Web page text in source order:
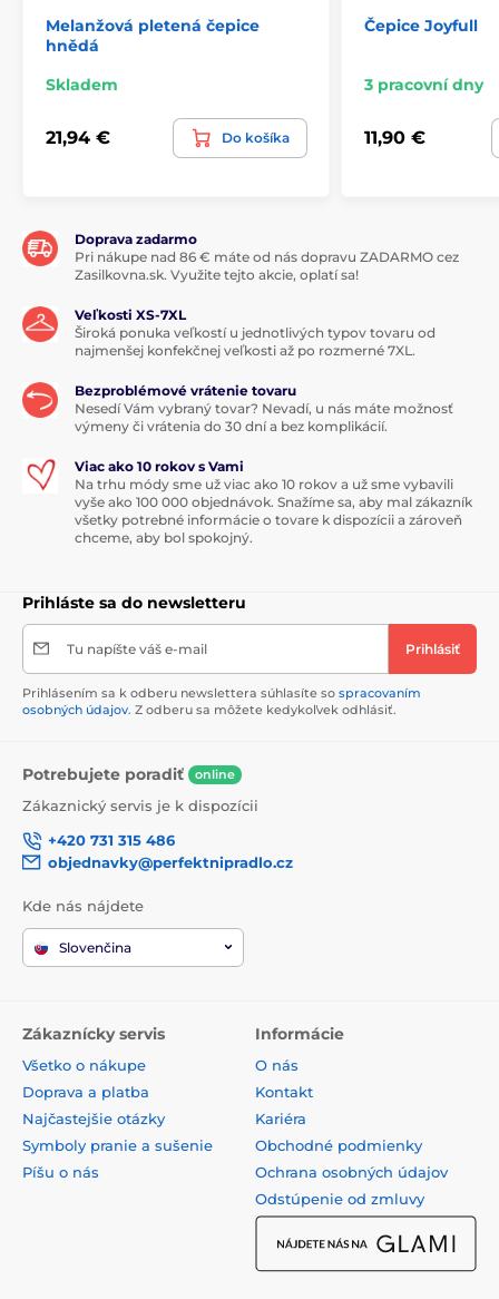
Melanžová pletená čepice
hnědá
Skladem
21,94 € Do košíka
Čepice Joyfull
3 pracovní dny
11,90 €
Doprava zadarmo
Pri nákupe nad 86 € máte od nás dopravu ZADARMO cez
Zasilkovna.sk. Využite tejto akcie, oplatí sa!
Veľkosti XS-7XL
Široká ponuka veľkostí u jednotlivých typov tovaru od
najmenšej konfekčnej veľkosti až po rozmerné 7XL.
Bezproblémové vrátenie tovaru
Nesedí Vám vybraný tovar? Nevadí, u nás máte možnosť
výmeny či vrátenia do 30 dní a bez komplikácií.
Viac ako 10 rokov s Vami
Na trhu módy sme už viac ako 10 rokov a už sme vybavili
vyše ako 100 000 objednávok. Snažíme sa, aby mal zákazník
všetky potrebné informácie o tovare k dispozícii a zároveň
chceme, aby bol spokojný.
Prihláste sa do newsletteru
Tu napíšte váš e-mail Prihlásiť
Prihlásením sa k odberu newslettera súhlasíte so spracovaním
osobných údajov. Z odberu sa môžete kedykoľvek odhlásiť.
Potrebujete poradiť online
Zákaznický servis je k dispozícii
+420 731 315 486
objednavky@perfektnipradlo.cz
Kde nás nájdete
Slovenčina
Zákaznícky servis
Všetko o nákupe
Doprava a platba
Najčastejšie otázky
Symboly pranie a sušenie
Píšu o nás
Informácie
O nás
Kontakt
Kariéra
Obchodné podmienky
Ochrana osobných údajov
Odstúpenie od zmluvy